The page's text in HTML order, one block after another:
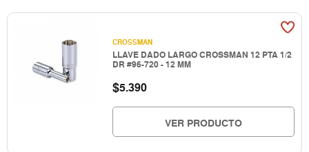
CROSSMAN
LLAVE DADO LARGO CROSSMAN 12 PTA 1/2
DR #96-720 - 12 MM
$5.390
VER PRODUCTO